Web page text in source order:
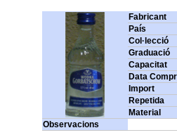
Fabricant
País
Col·lecció
Graduació
Capacitat
Data
Import
Repetida
Material
Observacions